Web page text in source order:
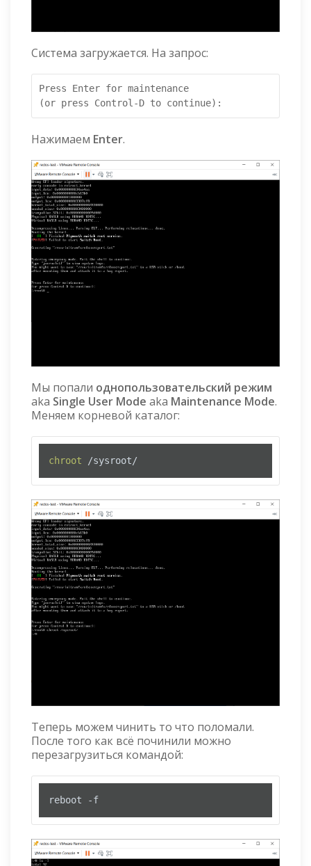
Система загружается. На запрос:
Press Enter for maintenance
(or press Control-D to continue):
Нажимаем Enter.
Мы попали однопользовательский режим
aka Single User Mode aka Maintenance Mode.
Меняем корневой каталог:
chroot /sysroot/
Теперь можем чинить то что поломали.
После того как всё починили можно
перезагрузиться командой:
reboot -f